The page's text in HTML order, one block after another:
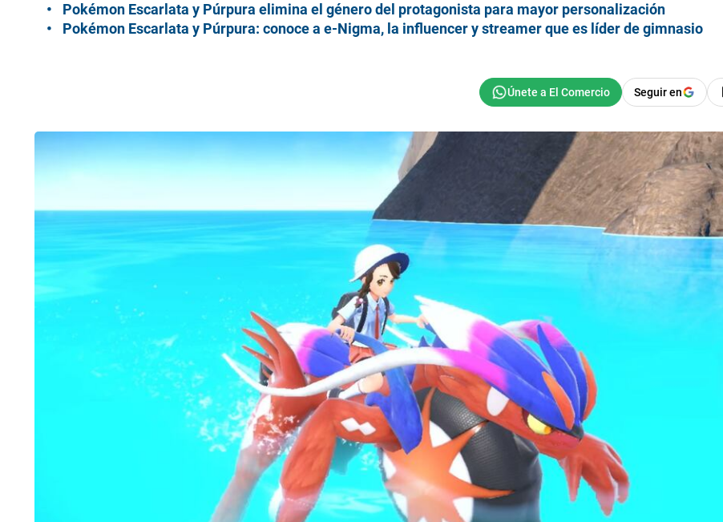
Pokémon Escarlata y Púrpura elimina el género del protagonista para mayor personalización
Pokémon Escarlata y Púrpura: conoce a e-Nigma, la influencer y streamer que es líder de gimnasio
Seguir en